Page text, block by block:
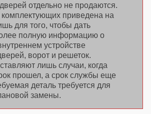
отдельно не продаются.
приведена на
для того, чтобы дать
полную информацию о
устройстве
ворот и решеток.
лишь случаи, когда
прошел, а срок службы еще
деталь требуется для
замены.